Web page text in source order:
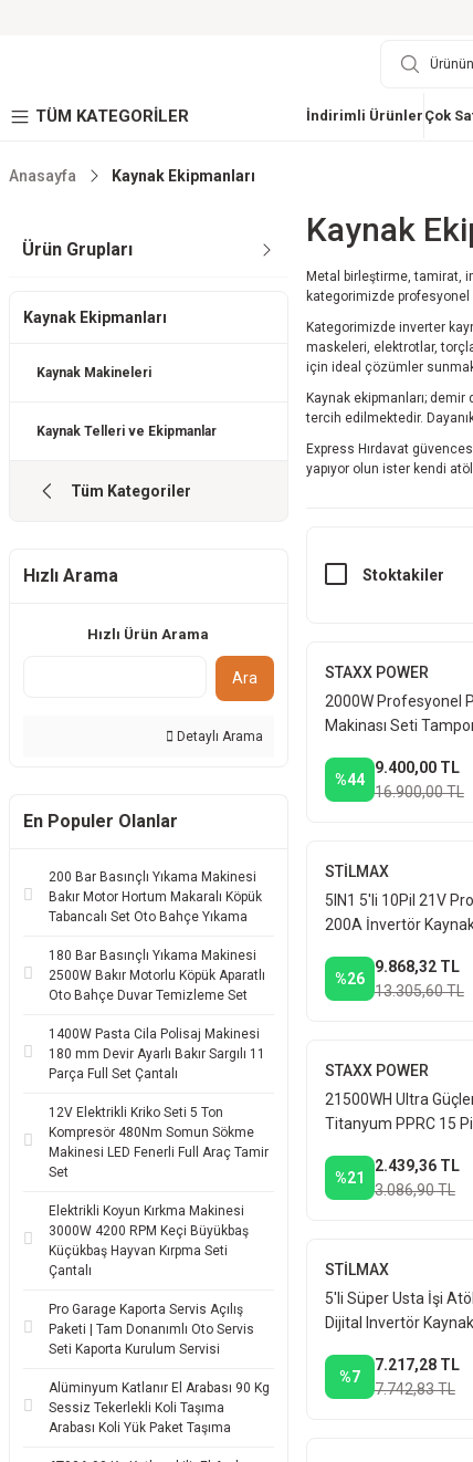
TÜM KATEGORİLER İndirimli Ürünler Çok
Anasayfa Kaynak Ekipmanları
Ürün Grupları
Kaynak Ekipmanları
Kaynak Makineleri
Kaynak Telleri ve Ekipmanlar
Tüm Kategoriler
Hızlı Arama
Hızlı Ürün Arama
Ara
Detaylı Arama
En Populer Olanlar
200 Bar Basınçlı Yıkama Makinesi
Bakır Motor Hortum Makaralı Köpük
Tabancalı Set Oto Bahçe Yıkama
180 Bar Basınçlı Yıkama Makinesi
2500W Bakır Motorlu Köpük Aparatlı
Oto Bahçe Duvar Temizleme Set
1400W Pasta Cila Polisaj Makinesi
180 mm Devir Ayarlı Bakır Sargılı 11
Parça Full Set Çantalı
12V Elektrikli Kriko Seti 5 Ton
Kompresör 480Nm Somun Sökme
Makinesi LED Fenerli Full Araç Tamir
Set
Elektrikli Koyun Kırkma Makinesi
3000W 4200 RPM Keçi Büyükbaş
Küçükbaş Hayvan Kırpma Seti
Çantalı
Pro Garage Kaporta Servis Açılış
Paketi | Tam Donanımlı Oto Servis
Seti Kaporta Kurulum Servisi
Alüminyum Katlanır El Arabası 90 Kg
Sessiz Tekerlekli Koli Taşıma
Arabası Koli Yük Paket Taşıma
Kaynak
Metal birleştirme, tamirat,
kategorimizde profesyonel
Kategorimizde inverter
maskeleri, elektrotlar,
için ideal çözümler
Kaynak ekipmanları;
tercih edilmektedir.
Express Hırdavat
yapıyor olun ister kendi
Stoktakiler
STAXX POWER
2000W Profesyonel
Makinası Seti
Makines
%44
9.400,00 TL
16.900,00 TL
STİLMAX
5IN1 5'li 10Pil 21V
200A İnvertör Kaynak
Taşlama
%26
9.868,32 TL
13.305,60 TL
STAXX POWER
21500WH Ultra
Titanyum PPRC 15
%21
2.439,36 TL
3.086,90 TL
STİLMAX
5'li Süper Usta İşi
Dijital Invertör
%7
7.217,28 TL
7.742,83 TL